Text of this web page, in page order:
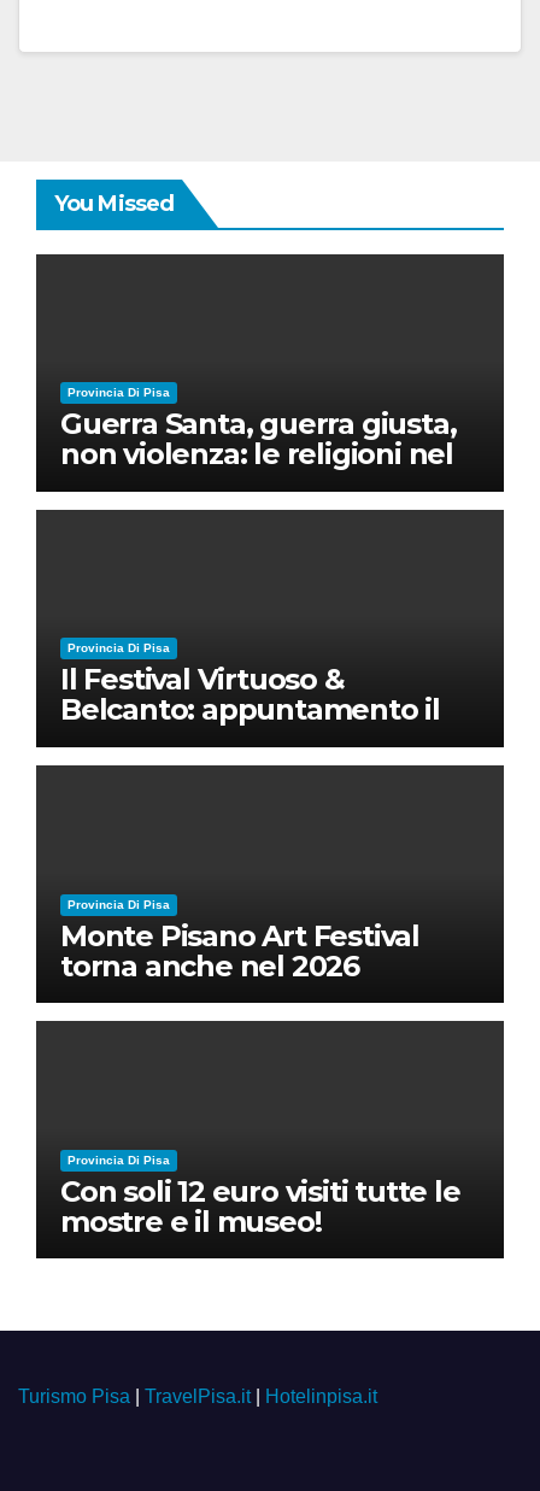
You Missed
Provincia Di Pisa
Guerra Santa, guerra giusta,
non violenza: le religioni nel
nuovo disordine mondiale
Provincia Di Pisa
Il Festival Virtuoso &
Belcanto: appuntamento il
28 luglio a Palazzo Blu con
Ruben Micieli
Provincia Di Pisa
Monte Pisano Art Festival
torna anche nel 2026
Provincia Di Pisa
Con soli 12 euro visiti tutte le
mostre e il museo!
Turismo Pisa TravelPisa.it| Hotelinpisa.it